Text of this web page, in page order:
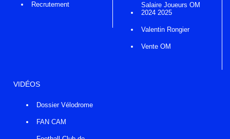
Recrutement
Salaire Joueurs OM
2024 2025
Valentin Rongier
Vente OM
VIDÉOS
Dossier Vélodrome
FAN CAM